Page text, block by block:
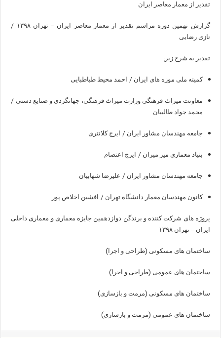
تقدیر از معمار معاصر ایران
گزارش نهمین دوره مراسم تقدیر از معمار معاصر ایران – تهران ۱۳۹۸ /
نازی رضایی
تقدیر به شرح زیر:
کمیته ملی موزه های ایران/ احمد محیط طباطبایی
معاونت میراث فرهنگی وزارت میراث فرهنگی، جهانگردی و صنایع دستی /
محمد جواد طالبیان
جامعه مهندسان مشاور ایران/ ایرج کلانتری
بنیاد معماری میر میران/ ایرج اعتصام
جامعه مهندسان مشاور ایران/ علیرضا شهابیان
کانون مهندسان معمار دانشگاه تهران/ افشین اخلاص پور
پروژه های شرکت کننده و برندگن دوازدهمین جایزه معماری و معماری داخلی
ایران – تهران ۱۳۹۸
ساختمان های مسکونی (طراحی و اجرا)
ساختمان های عمومی (طراحی و اجرا)
ساختمان های مسکونی (مرمت و بازسازی)
ساختمان های عمومی (مرمت و بازسازی)